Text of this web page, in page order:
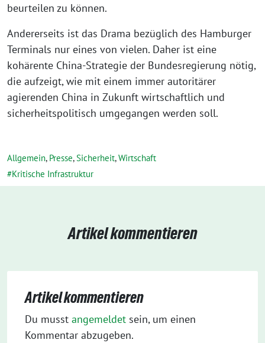
beurteilen zu können.
Andererseits ist das Drama bezüglich des Hamburger
Terminals nur eines von vielen. Daher ist eine
kohärente China-Strategie der Bundesregierung nötig,
die aufzeigt, wie mit einem immer autoritärer
agierenden China in Zukunft wirtschaftlich und
sicherheitspolitisch umgegangen werden soll.
Allgemein, Presse,Sicherheit,Wirtschaft
Kritische Infrastruktur
Artikel kommentieren
Artikel kommentieren
Du musst angemeldet sein, um einen
Kommentar abzugeben.